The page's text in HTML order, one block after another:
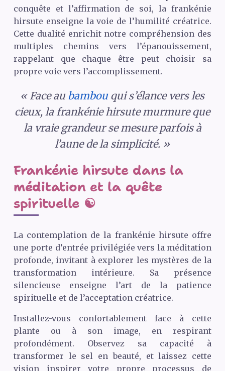
conquête et l’affirmation de soi, la frankénie
hirsute enseigne la voie de l’humilité créatrice.
Cette dualité enrichit notre compréhension des
multiples chemins vers l’épanouissement,
rappelant que chaque être peut choisir sa
propre voie vers l’accomplissement.
« Face au bambouqui s’élance vers les
cieux, la frankénie hirsute murmure que
la vraie grandeur se mesure parfois à
l’aune de la simplicité. »
Frankénie hirsute dans la
méditation et la quête
spirituelle ☯️
La contemplation de la frankénie hirsute offre
une porte d’entrée privilégiée vers la méditation
profonde, invitant à explorer les mystères de la
transformation intérieure. Sa présence
silencieuse enseigne l’art de la patience
spirituelle et de l’acceptation créatrice.
Installez-vous confortablement face à cette
plante ou à son image, en respirant
profondément. Observez sa capacité à
transformer le sel en beauté, et laissez cette
vision inspirer votre propre processus de